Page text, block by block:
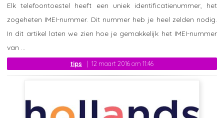
tips 12 maart 2016 om 11:46
Elk telefoontoestel heeft een uniek identificatienummer, het
zogeheten IMEI-nummer. Dit nummer heb je heel zelden nodig.
In dit artikel laten we zien hoe je gemakkelijk het IMEI-nummer
van ...